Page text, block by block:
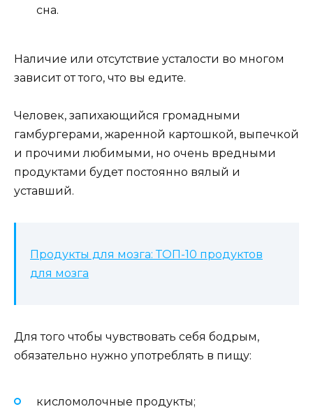
сна.
Наличие или отсутствие усталости во многом
зависит от того, что вы едите.
Человек, запихающийся громадными
гамбургерами, жаренной картошкой, выпечкой
и прочими любимыми, но очень вредными
продуктами будет постоянно вялый и
уставший.
Продукты для мозга: ТОП-10 продуктов
для мозга
Для того чтобы чувствовать себя бодрым,
обязательно нужно употреблять в пищу:
кисломолочные продукты;